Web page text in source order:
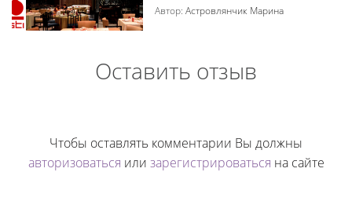
Автор:Астровлянчик Марина
Оставить отзыв
Чтобы оставлять комментарии Вы должны
авторизоваться или зарегистрироваться на сайте